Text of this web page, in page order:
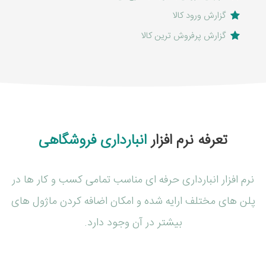
گزارش ورود کالا
گزارش پرفروش ترین کالا
تعرفه نرم افزارانبارداری فروشگاهی
نرم افزار انبارداری حرفه ای مناسب تمامی کسب و کار ها در
پلن های مختلف ارایه شده و امکان اضافه کردن ماژول های
بیشتر در آن وجود دارد.